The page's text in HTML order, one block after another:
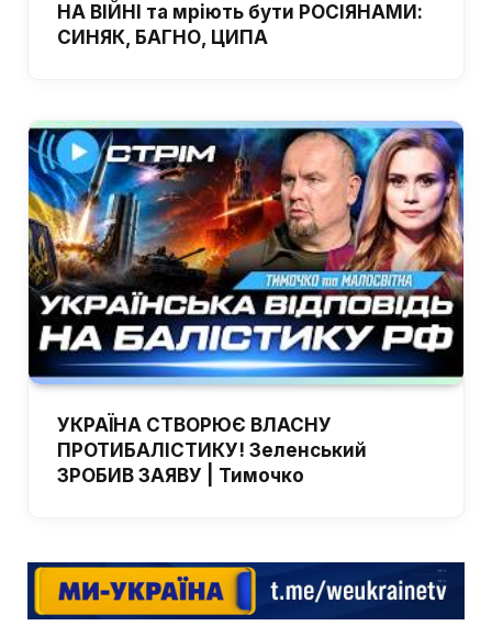
НА ВІЙНІ та мріють бути РОСІЯНАМИ:
СИНЯК, БАГНО, ЦИПА
УКРАЇНА СТВОРЮЄ ВЛАСНУ
ПРОТИБАЛІСТИКУ! Зеленський
ЗРОБИВ ЗАЯВУ | Тимочко